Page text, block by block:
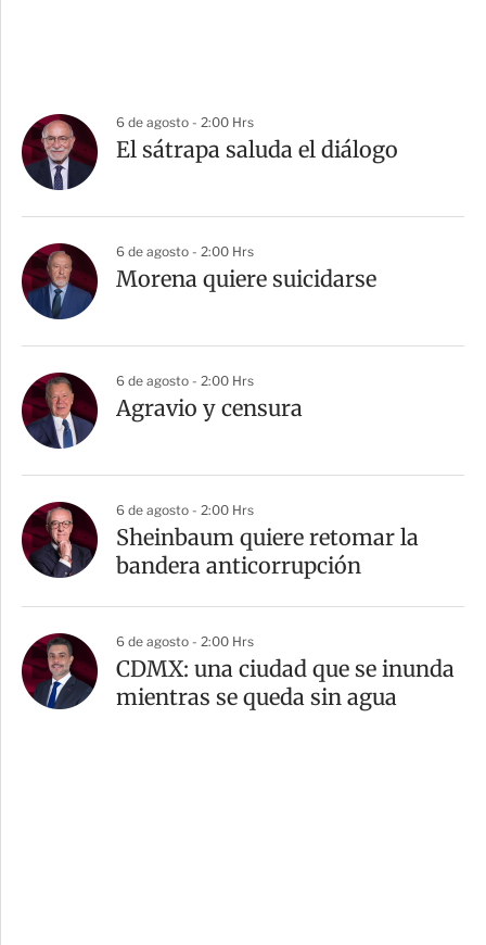
6 de agosto - 2:00 Hrs
El sátrapa saluda el diálogo
6 de agosto - 2:00 Hrs
Morena quiere suicidarse
6 de agosto - 2:00 Hrs
Agravio y censura
6 de agosto - 2:00 Hrs
Sheinbaum quiere retomar la
bandera anticorrupción
6 de agosto - 2:00 Hrs
CDMX: una ciudad que se inunda
mientras se queda sin agua